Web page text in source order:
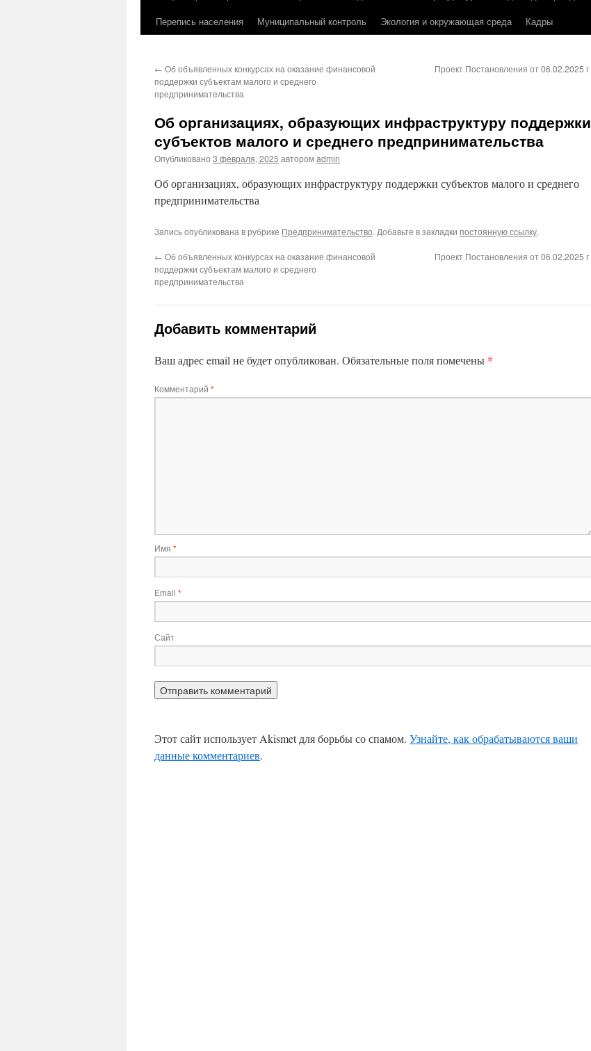
Перепись населения
Муниципальный контроль Экология и окружающая среда Кадры
← Об объявленных конкурсах на оказание финансовой
поддержки субъектам малого и среднего
предпринимательства
Проект Постановления от 06.02.2025 г
Об организациях, образующих инфраструктуру поддержки
субъектов малого и среднего предпринимательства
Опубликовано 3 февраля, 2025 авторомadmin
Об организациях, образующих инфраструктуру поддержки субъектов малого и среднего
предпринимательства
Запись опубликована в рубрике Предпринимательство. Добавьте в закладки постоянную ссылку.
← Об объявленных конкурсах на оказание финансовой
поддержки субъектам малого и среднего
предпринимательства
Проект Постановления от 06.02.2025 г
Добавить комментарий
Ваш адрес email не будет опубликован. Обязательные поля помечены *
Комментарий *
Имя *
Email *
Сайт
Этот сайт использует Akismet для борьбы со спамом. Узнайте, как обрабатываются ваши
данные комментариев.